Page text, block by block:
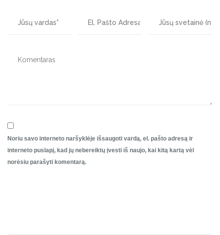
Noriu savo interneto naršyklėje išsaugoti vardą, el. pašto adresą ir
interneto puslapį, kad jų nebereiktų įvesti iš naujo, kai kitą kartą vėl
norėsiu parašyti komentarą.